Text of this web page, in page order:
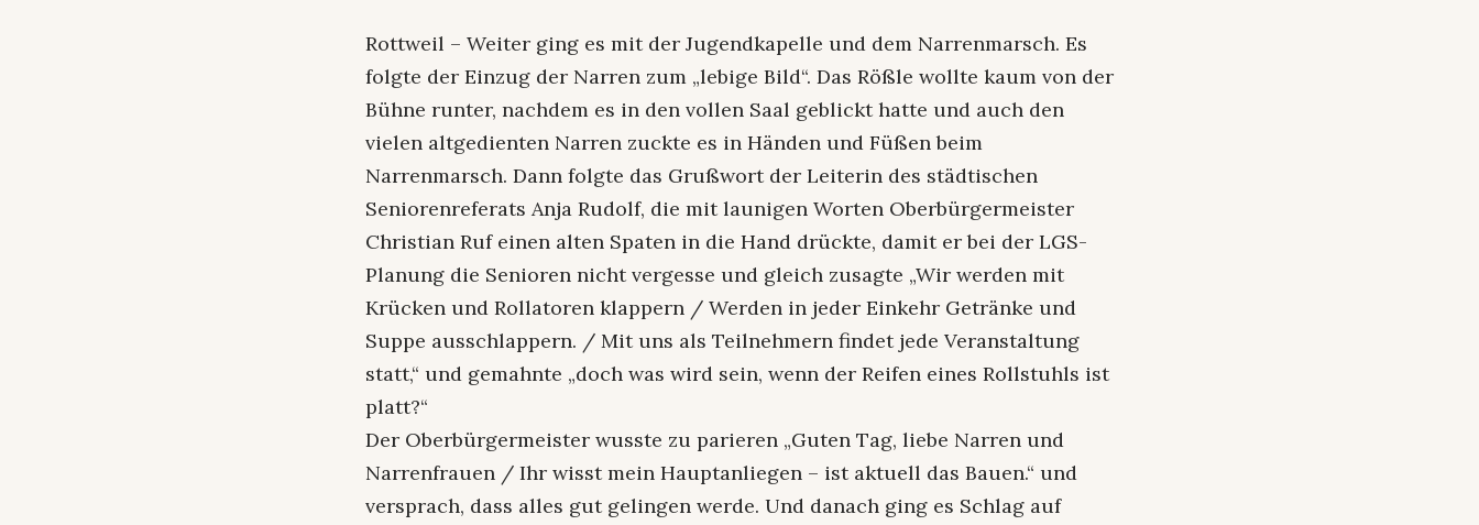
Rottweil – Weiter ging es mit der Jugendkapelle und dem Narrenmarsch. Es
folgte der Einzug der Narren zum „lebige Bild“. Das Rößle wollte kaum von der
Bühne runter, nachdem es in den vollen Saal geblickt hatte und auch den
vielen altgedienten Narren zuckte es in Händen und Füßen beim
Narrenmarsch. Dann folgte das Grußwort der Leiterin des städtischen
Seniorenreferats Anja Rudolf, die mit launigen Worten Oberbürgermeister
Christian Ruf einen alten Spaten in die Hand drückte, damit er bei der LGS-
Planung die Senioren nicht vergesse und gleich zusagte „Wir werden mit
Krücken und Rollatoren klappern / Werden in jeder Einkehr Getränke und
Suppe ausschlappern. / Mit uns als Teilnehmern findet jede Veranstaltung
statt,“ und gemahnte „doch was wird sein, wenn der Reifen eines Rollstuhls ist
platt?“
Der Oberbürgermeister wusste zu parieren „Guten Tag, liebe Narren und
Narrenfrauen / Ihr wisst mein Hauptanliegen – ist aktuell das Bauen.“ und
versprach, dass alles gut gelingen werde. Und danach ging es Schlag auf